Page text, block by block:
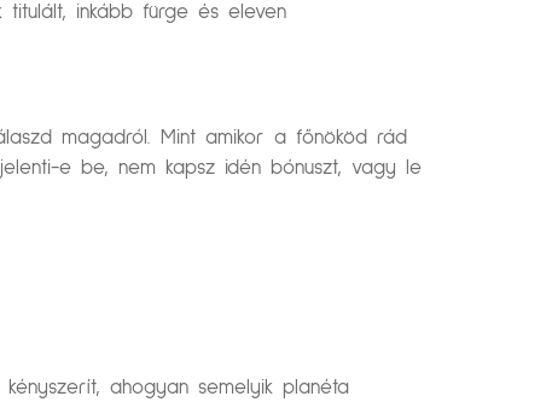
inkább fürge és eleven
magadról. Mint amikor a főnököd rád
e be, nem kapsz idén bónuszt, vagy le
ahogyan semelyik planéta